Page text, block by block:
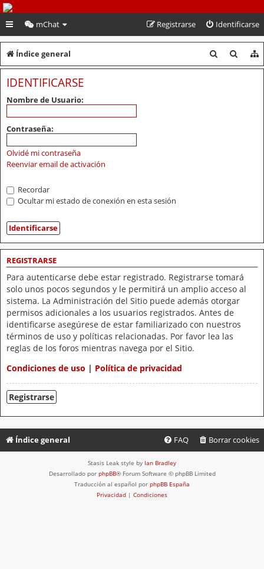
PeruVoley.com
mChat Identificarse
Registrarse
Índice general
u
u
IDENTIFICARSE
Nombre de Usuario:
Contraseña:
Olvidé mi contraseña
Reenviar email de activación
Recordar
Ocultar mi estado de conexión en esta sesión
REGISTRARSE
Para autenticarse debe estar registrado. Registrarse tomará
solo unos pocos segundos y le permitirá un amplio acceso al
sistema. La Administración del Sitio puede además otorgar
permisos adicionales a los usuarios registrados. Antes de
identificarse asegúrese de estar familiarizado con nuestros
términos de uso y políticas relacionadas. Por favor lea las
reglas de los foros mientras navega por el Sitio.
Condiciones de uso | Política de privacidad
Registrarse
Índice general Borrar cookies
FAQ
Stasis Leak style by Ian Bradley
Desarrollado por phpBB® Forum Software © phpBB Limited
Traducción al español por phpBB España
Privacidad | Condiciones